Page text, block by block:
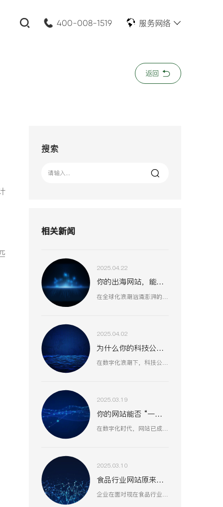
400-008-1519 服务网络
返回
搜索
相关新闻
2025.04.22
你的出海网站，能否征服全球用户？
在全球化浪潮汹涌澎湃的当下，出海拓展国际市场已成为众多企业寻求新增长机遇的重要战略抉择。
2025.04.02
为什么你的科技公司官网留不住客户？
在数字化浪潮下，科技公司网站不仅是展示企业形象的窗口，更是连接客户、合作伙伴和人才的重要桥梁。一个专业、高效的网站能够显著提升企业竞争力，助力业务增长。
2025.03.19
你的网站能否 “一击即中” 用户心？
在数字化时代，网站已成为企业与用户沟通的关键桥梁。但在众多网站中，真正能精准把握用户需求、提供卓越用户体验的却为数不多。
2025.03.10
食品行业网站原来还能这么做
企业在面对现在食品行业的激烈竞争时，就会越来越重视到塑造好线上形象或许是一个突破口。
关闭
您的需求: